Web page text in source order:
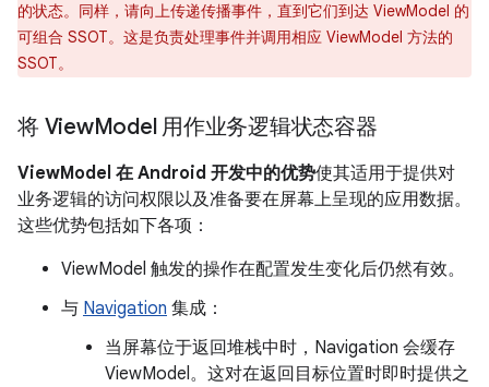
的状态。同样，请向上传递传播事件，直到它们到达 ViewModel 的
可组合 SSOT。这是负责处理事件并调用相应 ViewModel 方法的
SSOT。
将 ViewModel 用作业务逻辑状态容器
ViewModel 在 Android 开发中的优势使其适用于提供对
业务逻辑的访问权限以及准备要在屏幕上呈现的应用数据。
这些优势包括如下各项：
ViewModel 触发的操作在配置发生变化后仍然有效。
与 Navigation 集成：
当屏幕位于返回堆栈中时，Navigation 会缓存
ViewModel。这对在返回目标位置时即时提供之